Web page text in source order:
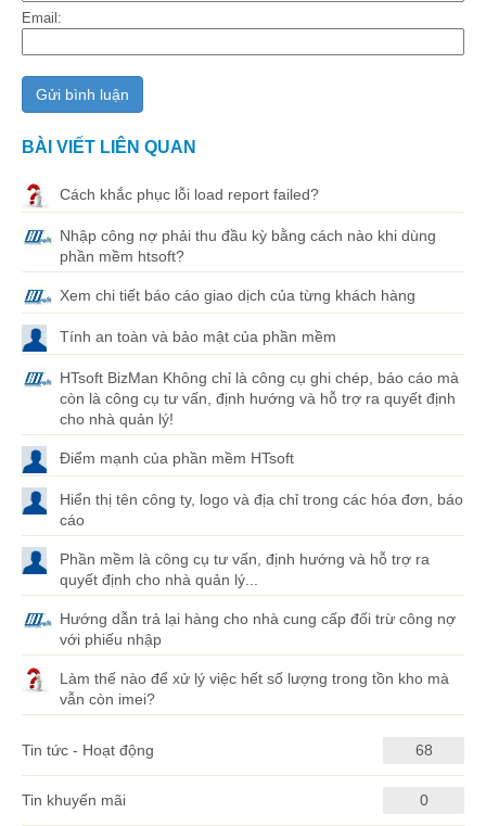
Email:
BÀI VIẾT LIÊN QUAN
Cách khắc phục lỗi load report failed?
Nhập công nợ phải thu đầu kỳ bằng cách nào khi dùng
phần mềm htsoft?
Xem chi tiết báo cáo giao dịch của từng khách hàng
Tính an toàn và bảo mật của phần mềm
HTsoft BizMan Không chỉ là công cụ ghi chép, báo cáo mà
còn là công cụ tư vấn, định hướng và hỗ trợ ra quyết định
cho nhà quản lý!
Điểm mạnh của phần mềm HTsoft
Hiển thị tên công ty, logo và địa chỉ trong các hóa đơn, báo
cáo
Phần mềm là công cụ tư vấn, định hướng và hỗ trợ ra
quyết định cho nhà quản lý...
Hướng dẫn trả lại hàng cho nhà cung cấp đối trừ công nợ
với phiếu nhập
Làm thế nào để xử lý việc hết số lượng trong tồn kho mà
vẫn còn imei?
Tin tức - Hoạt động 68
Tin khuyến mãi 0